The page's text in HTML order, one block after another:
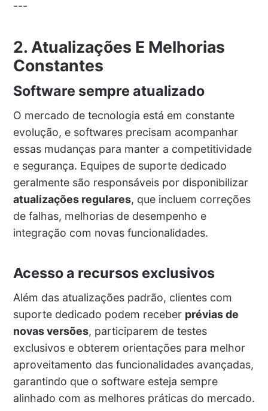
---
2. Atualizações E Melhorias
Constantes
Software sempre atualizado
O mercado de tecnologia está em constante
evolução, e softwares precisam acompanhar
essas mudanças para manter a competitividade
e segurança. Equipes de suporte dedicado
geralmente são responsáveis por disponibilizar
atualizações regulares, que incluem correções
de falhas, melhorias de desempenho e
integração com novas funcionalidades.
Acesso a recursos exclusivos
Além das atualizações padrão, clientes com
suporte dedicado podem receber prévias de
novas versões, participarem de testes
exclusivos e obterem orientações para melhor
aproveitamento das funcionalidades avançadas,
garantindo que o software esteja sempre
alinhado com as melhores práticas do mercado.